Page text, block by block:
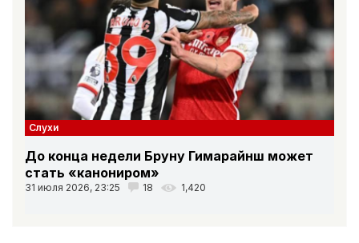
Слухи
До конца недели Бруну Гимарайнш может
стать «канониром»
31 июля 2026, 23:25 18 1,420